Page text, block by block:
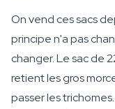
On vend ces sacs
principe n'a pas
changer. Le sac de
retient les gros
passer les